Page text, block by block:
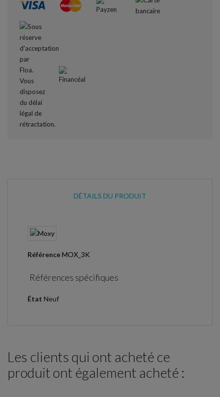
DÉTAILS DU PRODUIT
RéférenceMOX_3K
Références spécifiques
État Neuf
Les clients qui ont acheté ce
produit ont également acheté :